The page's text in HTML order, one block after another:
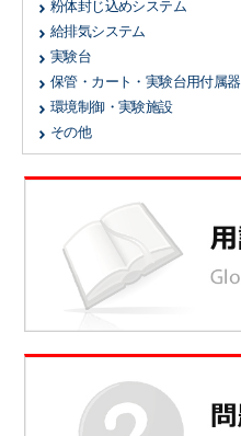
粉体封じ込めシステム
給排気システム
実験台
保管・カート・実験台用付属
環境制御・実験施設
その他